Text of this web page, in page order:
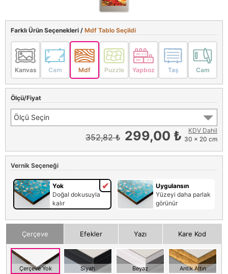
Farklı Ürün Seçenekleri / Mdf Tablo Seçildi
Kanvas Cam Mdf Puzzle Yapboz Taş Cam
Ölçü/Fiyat
Ölçü Seçin
352,82 ₺ 299,00 ₺
KDV Dahil
30 x 20 cm
Vernik Seçeneği
Yok
Doğal dokusuyla
kalır
Uygulansın
Yüzeyi daha parlak
görünür
Çerçeve Efekler Yazı Kare Kod
Çerçeve Yok Siyah Beyaz Antik Altın